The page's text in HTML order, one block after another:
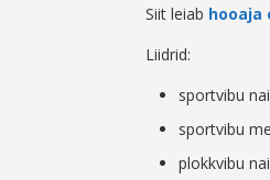
Siit leiab hooaja
Liidrid:
sportvibu
sportvibu
plokkvibu